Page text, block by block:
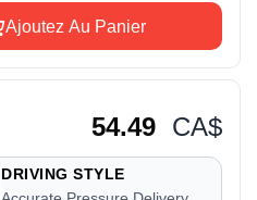
Ajoutez Au Panier
54.49 CA$
DRIVING STYLE